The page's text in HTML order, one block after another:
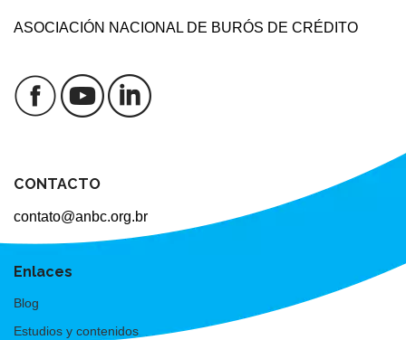
ASOCIACIÓN NACIONAL DE BURÓS DE CRÉDITO
CONTACTO
contato@anbc.org.br
Enlaces
Blog
Estudios y contenidos